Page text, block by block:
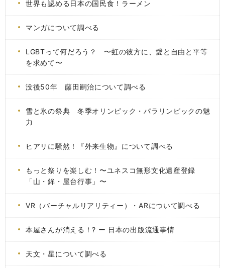
世界も認める日本の国民食！ラーメン
マンガについて調べる
LGBTって何だろう？ 〜虹の彼方に、愛と自由と平等
を求めて〜
没後50年 藤田嗣治について調べる
雪と氷の祭典 冬季オリンピック・パラリンピックの魅
力
ヒアリに騒然！『外来生物』について調べる
もっと祭りを楽しむ！〜ユネスコ無形文化遺産登録
「山・鉾・屋台行事」〜
VR（バーチャルリアリティー）・ARについて調べる
本屋さんが消える！? ー 日本の出版流通事情
天文・星について調べる